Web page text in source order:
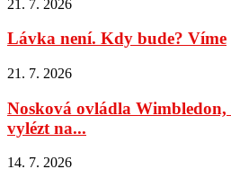
21. 7. 2026
Lávka není. Kdy bude? Víme
21. 7. 2026
Nosková ovládla
vylézt na...
14. 7. 2026